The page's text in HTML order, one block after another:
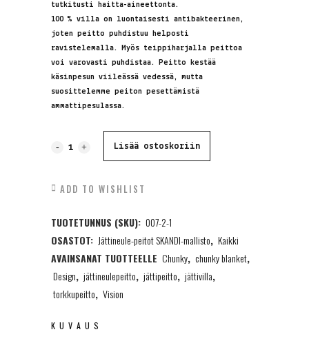
tutkitusti haitta-aineettonta.
100 % villa on luontaisesti antibakteerinen,
joten peitto puhdistuu helposti
ravistelemalla. Myös teippiharjalla peittoa
voi varovasti puhdistaa. Peitto kestää
käsinpesun viileässä vedessä, mutta
suosittelemme peiton pesettämistä
ammattipesulassa.
Jättineulepeitto,
Villa,
Okra
90x130cm
quantity
Lisää ostoskoriin
ADD TO WISHLIST
TUOTETUNNUS (SKU): 007-2-1
OSASTOT: Jättineule-peitot SKANDI-mallisto, Kaikki
AVAINSANAT TUOTTEELLE Chunky, chunky blanket,
Design, jättineulepeitto, jättipeitto, jättivilla,
torkkupeitto, Vision
KUVAUS